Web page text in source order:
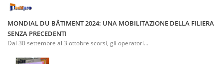
MONDIAL DU BÂTIMENT 2024: UNA MOBILITAZIONE DELLA FILIERA
SENZA PRECEDENTI
Dal 30 settembre al 3 ottobre scorsi, gli operatori...